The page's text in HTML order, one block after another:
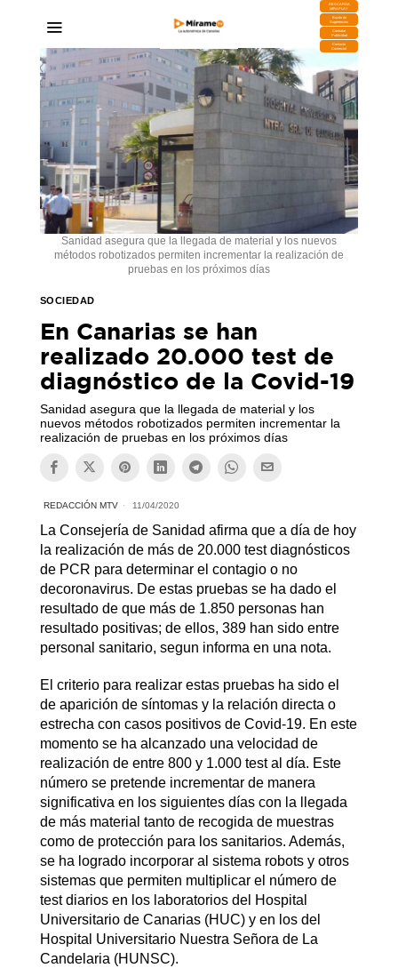
DESCARGA
MIRAPLAY
Buzón de
Sugerencias
Contratar
Publicidad
Contacto
Comercial
Sanidad asegura que la llegada de material y los nuevos
métodos robotizados permiten incrementar la realización de
pruebas en los próximos días
SOCIEDAD
En Canarias se han
realizado 20.000 test de
diagnóstico de la Covid-19
Sanidad asegura que la llegada de material y los
nuevos métodos robotizados permiten incrementar la
realización de pruebas en los próximos días
REDACCIÓN MTV 11/04/2020
La Consejería de Sanidad afirma que a día de hoy
la realización de más de 20.000 test diagnósticos
de PCR para determinar el contagio o no
decoronavirus. De estas pruebas se ha dado el
resultado de que más de 1.850 personas han
resultado positivas; de ellos, 389 han sido entre
personal sanitario, segun informa en una nota.
El criterio para realizar estas pruebas ha sido el
de aparición de síntomas y la relación directa o
estrecha con casos positivos de Covid-19. En este
momento se ha alcanzado una velocidad de
realización de entre 800 y 1.000 test al día. Este
número se pretende incrementar de manera
significativa en los siguientes días con la llegada
de más material tanto de recogida de muestras
como de protección para los sanitarios. Además,
se ha logrado incorporar al sistema robots y otros
sistemas que permiten multiplicar el número de
test diarios en los laboratorios del Hospital
Universitario de Canarias (HUC) y en los del
Hospital Universitario Nuestra Señora de La
Candelaria (HUNSC).